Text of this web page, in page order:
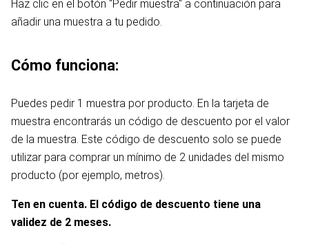
Haz clic en el botón "Pedir muestra" a continuación para
añadir una muestra a tu pedido.
Cómo funciona:
Puedes pedir 1 muestra por producto. En la tarjeta de
muestra encontrarás un código de descuento por el valor
de la muestra. Este código de descuento solo se puede
utilizar para comprar un mínimo de 2 unidades del mismo
producto (por ejemplo, metros).
Ten en cuenta. El código de descuento tiene una
validez de 2 meses.